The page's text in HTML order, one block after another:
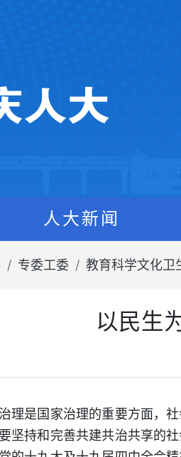
人大新闻
专委工委 教育科学文化卫
以民生
是国家治理的重要方面，社
坚持和完善共建共治共享的